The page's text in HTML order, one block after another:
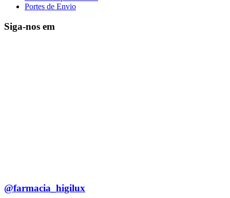
Portes de Envio
Siga-nos em
@farmacia_higilux